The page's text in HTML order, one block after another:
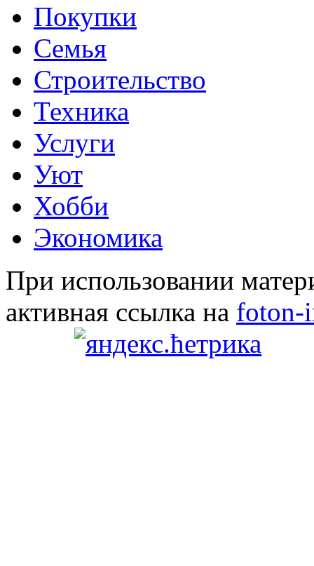
Покупки
Семья
Строительство
Техника
Услуги
Уют
Хобби
Экономика
При использовании
активная ссылка на foton-